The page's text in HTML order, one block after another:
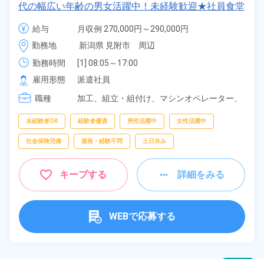
代の幅広い年齢の男女活躍中！未経験歓迎★社員食堂
利用可★正社員登用制度あり！《新潟県見附市》
給与
月収例 270,000円～290,000円
時給 1,200円～1,200円
勤務地
新潟県 見附市　周辺
勤務時間
[1] 08:05～17:00
[2] 18:00～03:55
[3] 19:00～04:55
雇用形態
派遣社員
職種
加工、 組立・組付け、 マシンオペレーター、
未経験者OK 経験者優遇 男性活躍中 女性活躍中
社会保険完備 資格・経験不問 土日休み
キープする 詳細をみる
WEBで応募する